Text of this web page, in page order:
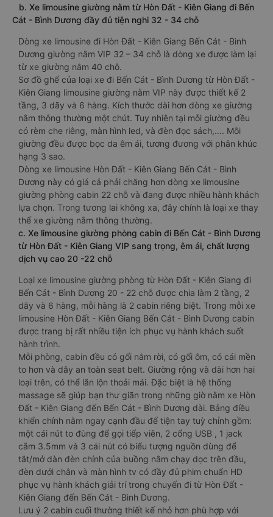
b. Xe limousine giường nằm từ Hòn Đất - Kiên Giang đi Bến
Cát - Bình Dương đầy đủ tiện nghi 32 - 34 chỗ
Dòng xe limousine đi Hòn Đất - Kiên Giang Bến Cát - Bình
Dương giường nằm VIP 32 – 34 chỗ là dòng xe được làm lại
từ xe giường nằm 40 chỗ.
Sơ đồ ghế của loại xe đi Bến Cát - Bình Dương từ Hòn Đất -
Kiên Giang limousine giường nằm VIP này được thiết kế 2
tầng, 3 dãy và 6 hàng. Kích thước dài hơn dòng xe giường
nằm thông thường một chút. Tuy nhiên tại mỗi giường đều
có rèm che riêng, màn hình led, và đèn đọc sách,…. Mỗi
giường đều được bọc da êm ái, tương đương với phân khúc
hạng 3 sao.
Dòng xe limousine Hòn Đất - Kiên Giang Bến Cát - Bình
Dương này có giá cả phải chăng hơn dòng xe limousine
giường phòng cabin 22 chỗ và đang được nhiều hành khách
lựa chọn. Trong tương lai không xa, đây chính là loại xe thay
thế xe giường nằm thông thường.
c. Xe limousine giường phòng cabin đi Bến Cát - Bình Dương
từ Hòn Đất - Kiên Giang VIP sang trọng, êm ái, chất lượng
dịch vụ cao 20 -22 chỗ
Loại xe limousine giường phòng từ Hòn Đất - Kiên Giang đi
Bến Cát - Bình Dương 20 - 22 chỗ được chia làm 2 tầng, 2
dãy và 6 hàng, mỗi hàng là 2 cabin riêng biệt. Trong mỗi xe
limousine Hòn Đất - Kiên Giang Bến Cát - Bình Dương cabin
được trang bị rất nhiều tiện ích phục vụ hành khách suốt
hành trình.
Mỗi phòng, cabin đều có gối nằm rời, có gối ôm, có cái mền
to hơn và dây an toàn seat belt. Giường rộng và dài hơn hai
loại trên, có thể lăn lộn thoải mái. Đặc biệt là hệ thống
massage sẽ giúp bạn thư giãn trong những giờ nằm xe Hòn
Đất - Kiên Giang đến Bến Cát - Bình Dương dài. Bảng điều
khiển chính nằm ngay cạnh đầu để tiện tay tuỳ chỉnh gồm:
một cái nút to đùng để gọi tiếp viên, 2 cổng USB , 1 jack
cắm 3.5mm và 3 cái nút có biểu tượng nguồn dùng để
tắt/mở dàn đèn chính của buồng nằm chạy dọc trên đầu,
đèn dưới chân và màn hình tv có đầy đủ phim chuẩn HD
phục vụ hành khách giải trí trong chuyến đi từ Hòn Đất -
Kiên Giang đến Bến Cát - Bình Dương.
Lưu ý 2 cabin cuối thường thiết kế nhỏ hơn phù hợp với